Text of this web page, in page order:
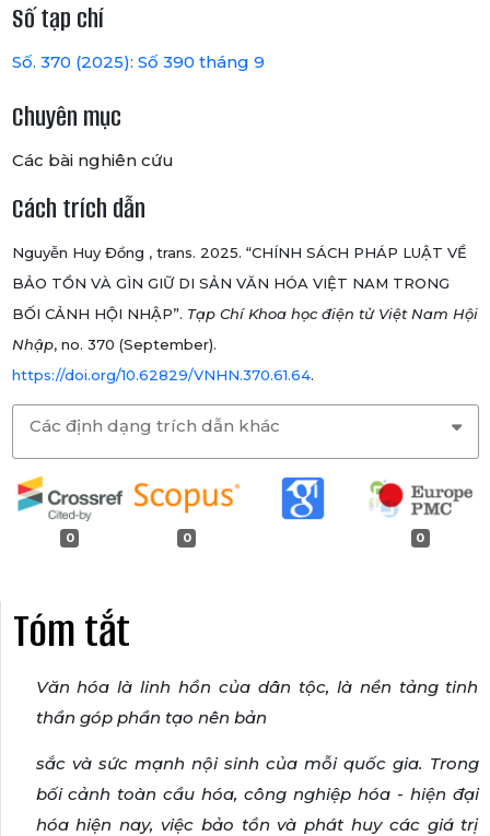
Số tạp chí
Số. 370 (2025): Số 390 tháng 9
Chuyên mục
Các bài nghiên cứu
Cách trích dẫn
Nguyễn Huy Đồng , trans. 2025. “CHÍNH SÁCH PHÁP LUẬT VỀ
BẢO TỒN VÀ GÌN GIỮ DI SẢN VĂN HÓA VIỆT NAM TRONG
BỐI CẢNH HỘI NHẬP”. Tạp Chí Khoa học điện tử Việt Nam Hội
Nhập, no. 370 (September).
https://doi.org/10.62829/VNHN.370.61.64.
Các định dạng trích dẫn khác
0 0 0
Tóm tắt
Văn hóa là linh hồn của dân tộc, là nền tảng tinh
thần góp phần tạo nên bản
sắc và sức mạnh nội sinh của mỗi quốc gia. Trong
bối cảnh toàn cầu hóa, công nghiệp hóa- hiện đại
hóa hiện nay, việc bảo tồn và phát huy các giá trị